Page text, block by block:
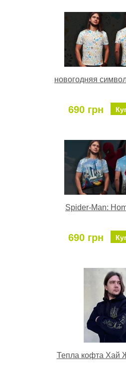
новогодняя
690 грн
Spider-Man:
690 грн
Тепла кофта Хай